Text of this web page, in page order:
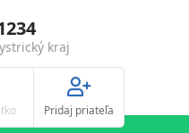
kraj
Pridaj priateľa